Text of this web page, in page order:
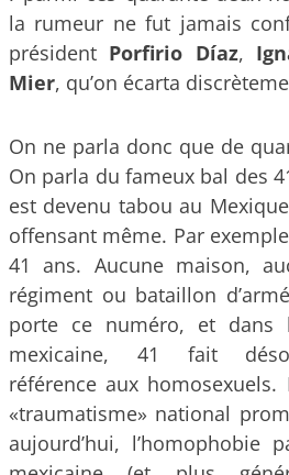
la rumeur ne fut jamais
président Porfirio Díaz,
Mier, qu’on écarta
On ne parla donc que de
On parla du fameux bal des
est devenu tabou au
offensant même. Par
41 ans. Aucune maison,
régiment ou bataillon
porte ce numéro, et dans
mexicaine, 41 fait
référence aux homosexuels.
«traumatisme» national
aujourd’hui, l’homophobie